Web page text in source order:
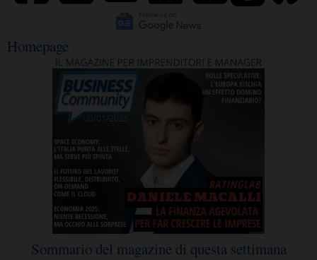
Homepage
Sommario del magazine di questa settimana